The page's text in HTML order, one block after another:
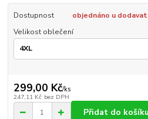
Dostupnost
objednáno u
Velikost oblečení
299,00 Kč/ks
247,11 Kč bez DPH
Přidat do košíku